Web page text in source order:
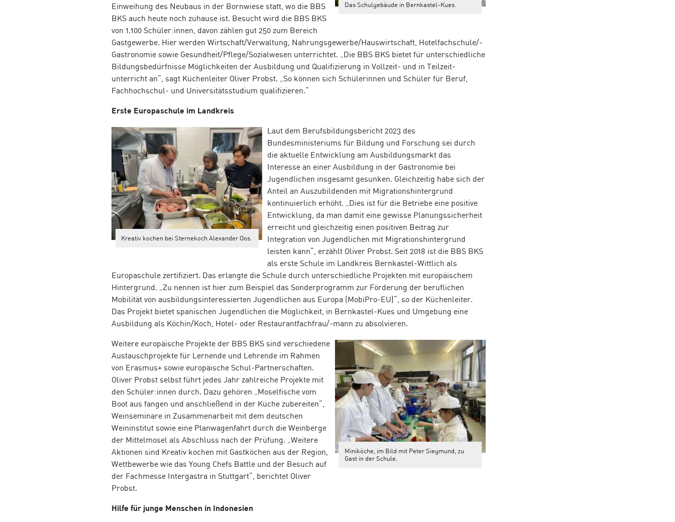
Das Schulgebäude in Bernkastel-Kues.
Einweihung des Neubaus in der Bornwiese statt, wo die BBS
BKS auch heute noch zuhause ist. Besucht wird die BBS BKS
von 1.100 Schüler:innen, davon zählen gut 250 zum Bereich
Gastgewerbe. Hier werden Wirtschaft/­Verwaltung, Nahrungsgewerbe/­Hauswirtschaft, Hotelfachschule/­
Gastronomie sowie Gesundheit/­Pflege/­Sozialwesen unterrichtet. „Die BBS BKS bietet für unter­schiedliche
Bildungs­bedürfnisse Möglichkeiten der Ausbildung und Quali­fizierung in Vollzeit- und in Teilzeit­
unterricht an“, sagt Küchenleiter Oliver Probst. „So können sich Schülerinnen und Schüler für Beruf,
Fach­hochschul- und Universitäts­studium qualifizieren.“
Erste Europaschule im Landkreis
Kreativ kochen bei Sternekoch Alexander Oos.
Laut dem Berufsbildungsbericht 2023 des
Bundesministeriums für Bildung und Forschung sei durch
die aktuelle Entwicklung am Ausbildungsmarkt das
Interesse an einer Ausbildung in der Gastronomie bei
Jugendlichen insgesamt gesunken. Gleichzeitig habe sich der
Anteil an Auszubildenden mit Migrationshintergrund
kontinuierlich erhöht. „Dies ist für die Betriebe eine positive
Entwicklung, da man damit eine gewisse Planungssicherheit
erreicht und gleichzeitig einen positiven Beitrag zur
Integration von Jugendlichen mit Migrations­hintergrund
leisten kann“, erzählt Oliver Probst. Seit 2018 ist die BBS BKS
als erste Schule im Landkreis Bern­kastel-Wittlich als
Europaschule zertifiziert. Das erlangte die Schule durch unterschied­liche Projekten mit euro­päischem
Hintergrund. „Zu nennen ist hier zum Beispiel das Sonderprogramm zur Förderung der beruflichen
Mobilität von ausbildungsinteressierten Jugendlichen aus Europa (MobiPro-EU)“, so der Küchenleiter.
Das Projekt bietet spanischen Jugend­lichen die Möglich­keit, in Bern­kastel-Kues und Umgebung eine
Ausbildung als Köchin/Koch, Hotel- oder Restaurant­fachfrau/-mann zu absolvieren.
Miniköche, im Bild mit Peter Siegmund, zu
Gast in der Schule.
Weitere euro­päische Projekte der BBS BKS sind verschiedene
Austausch­projekte für Lernende und Lehrende im Rahmen
von Erasmus+ sowie europäische Schul-Partnerschaften.
Oliver Probst selbst führt jedes Jahr zahlreiche Projekte mit
den Schüler:innen durch. Dazu gehören „Moselfische vom
Boot aus fangen und anschließend in der Küche zubereiten“,
Weinseminare in Zusammenarbeit mit dem deutschen
Weininstitut sowie eine Planwagenfahrt durch die Weinberge
der Mittelmosel als Abschluss nach der Prüfung. „Weitere
Aktionen sind Kreativ kochen mit Gastköchen aus der Region,
Wettbewerbe wie das Young Chefs Battle und der Besuch auf
der Fachmesse Intergastra in Stuttgart“, berichtet Oliver
Probst.
Hilfe für junge Menschen in Indonesien